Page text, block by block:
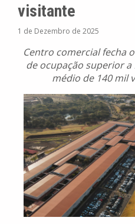
visitante
1 de Dezembro de 2025
Centro comercial fecha
de ocupação superior a
médio de 140 mil